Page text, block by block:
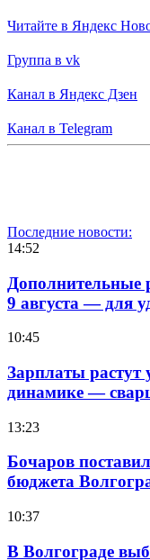
Читайте в Яндекс
Группа в vk
Канал в Яндекс Дзен
Канал в Telegram
Последние новости:
14:52
Дополнительные
9 августа — для
10:45
Зарплаты растут
динамике —
13:23
Бочаров
бюджета
10:37
В Волгограде